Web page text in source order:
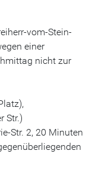
vom-Stein-
einer
nicht zur
Str.)
Str. 2, 20 Minuten